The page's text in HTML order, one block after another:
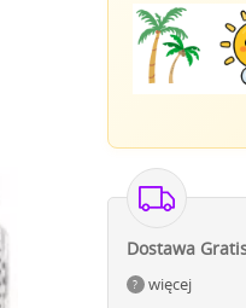
Dostawa
więcej